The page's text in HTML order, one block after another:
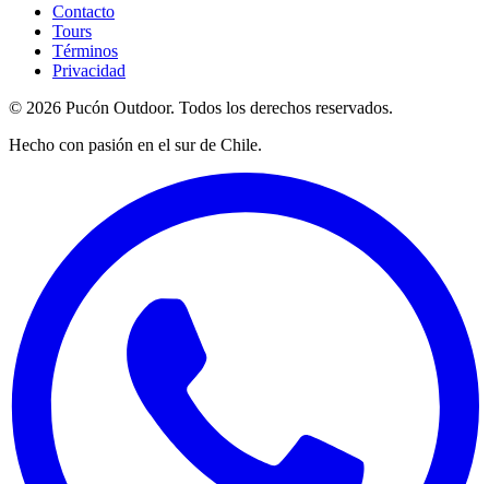
Contacto
Tours
Términos
Privacidad
© 2026 Pucón Outdoor. Todos los derechos reservados.
Hecho con pasión en el sur de Chile.